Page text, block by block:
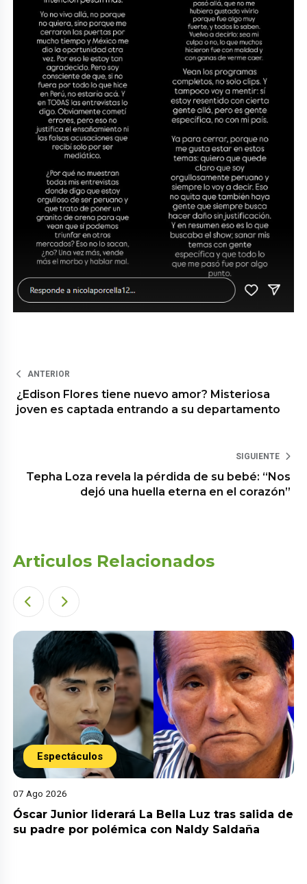
ANTERIOR
¿Edison Flores tiene nuevo amor? Misteriosa
joven es captada entrando a su departamento
SIGUIENTE
Tepha Loza revela la pérdida de su bebé: “Nos
dejó una huella eterna en el corazón”
Articulos Relacionados
Espectáculos
07 Ago 2026
Óscar Junior liderará La Bella Luz tras salida de
su padre por polémica con Naldy Saldaña